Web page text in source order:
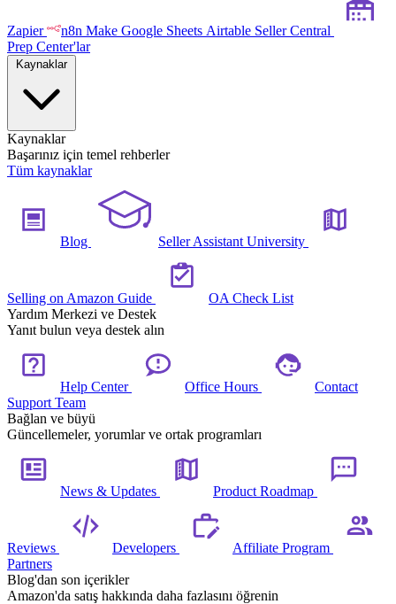
Zapier n8n Make Google Sheets Airtable Seller Central
Prep Center'lar
Kaynaklar
Kaynaklar
Başarınız için temel rehberler
Tüm kaynaklar
Blog Seller Assistant University
Selling on Amazon Guide
OA Check List
Yardım Merkezi ve Destek
Yanıt bulun veya destek alın
Help Center Office Hours
Contact
Support Team
Bağlan ve büyü
Güncellemeler, yorumlar ve ortak programları
News & Updates Product Roadmap
Reviews Developers
Affiliate Program
Partners
Blog'dan son içerikler
Amazon'da satış hakkında daha fazlasını öğrenin